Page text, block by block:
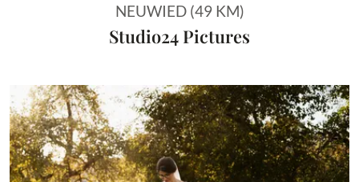
NEUWIED (49 KM)
Studio24 Pictures